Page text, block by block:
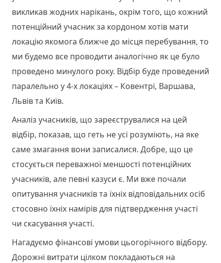
викликав жодних нарікань, окрім того, що кожний
потенційний учасник за кордоном хотів мати
локацію якомога ближче до місця перебування, то
ми будемо все проводити аналогічно як це було
проведено минулого року. Відбір буде проведений
паралельно у 4-х локаціях – Ковентрі, Варшава,
Львів та Київ.
Аналіз учасників, що зареєструвалися на цей
відбір, показав, що геть не усі розуміють, на яке
саме змагання вони записалися. Добре, що це
стосується переважної меншості потенційних
учасників, але певні казуси є. Ми вже почали
опитування учасників та їхніх відповідальних осіб
стосовно їхніх намірів для підтвердження участі
чи скасування участі.
Нагадуємо фінансові умови цьогорічного відбору.
Дорожні витрати цілком покладаються на